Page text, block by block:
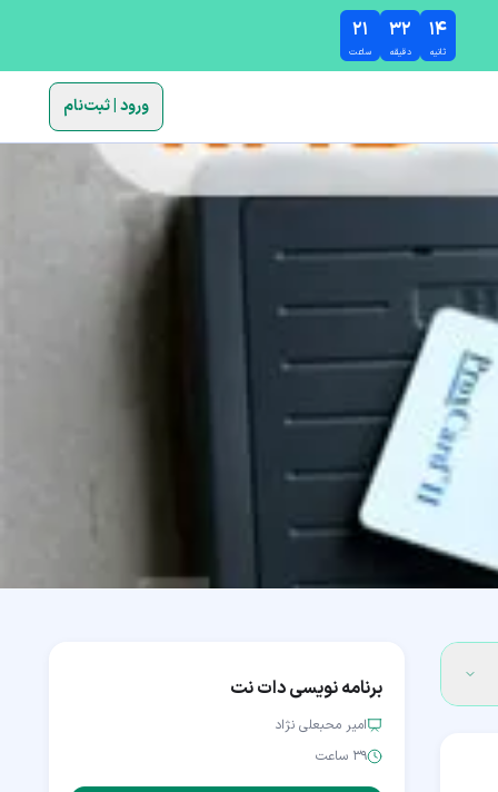
۲۱
ساعت
۳۲
دقیقه
۱۳
ثانیه
ورود | ثبت‌نام
برنامه نویسی دات نت
امیر محبعلی نژاد
۳۹ ساعت